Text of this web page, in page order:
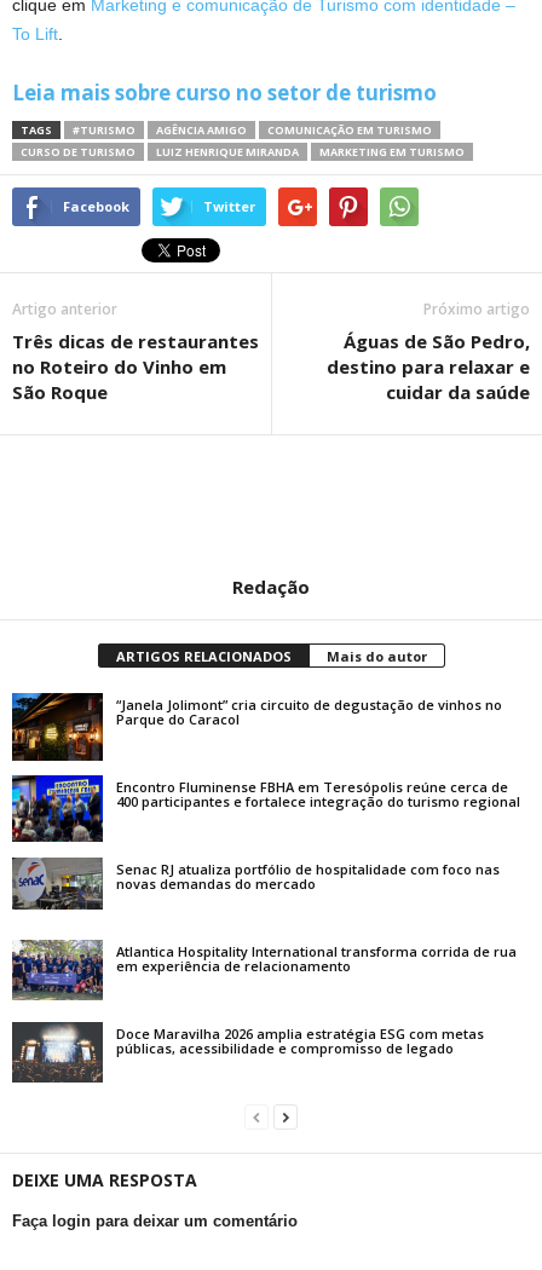
clique em Marketing e comunicação de Turismo com identidade –
To Lift
Leia mais sobre curso no setor de turismo
TAGS #TURISMO AGÊNCIA AMIGO
COMUNICAÇÃO EM TURISMO
CURSO DE TURISMO
LUIZ HENRIQUE MIRANDA MARKETING EM TURISMO
Facebook Twitter
Artigo anterior
Três dicas de restaurantes
no Roteiro do Vinho em
São Roque
Próximo artigo
Águas de São Pedro,
destino para relaxar e
cuidar da saúde
Redação
ARTIGOS RELACIONADOS Mais do autor
“Janela Jolimont” cria circuito de degustação de vinhos no
Parque do Caracol
Encontro Fluminense FBHA em Teresópolis reúne cerca de
400 participantes e fortalece integração do turismo regional
Senac RJ atualiza portfólio de hospitalidade com foco nas
novas demandas do mercado
Atlantica Hospitality International transforma corrida de rua
em experiência de relacionamento
Doce Maravilha 2026 amplia estratégia ESG com metas
públicas, acessibilidade e compromisso de legado
DEIXE UMA RESPOSTA
Faça login para deixar um comentário